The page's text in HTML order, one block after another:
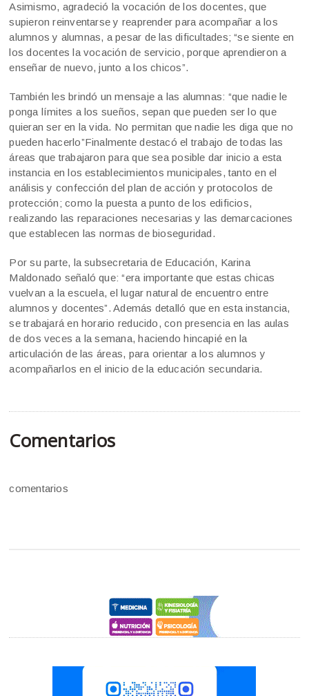
Asimismo, agradeció la vocación de los docentes, que
supieron reinventarse y reaprender para acompañar a los
alumnos y alumnas, a pesar de las dificultades; “se siente en
los docentes la vocación de servicio, porque aprendieron a
enseñar de nuevo, junto a los chicos”.
También les brindó un mensaje a las alumnas: “que nadie le
ponga límites a los sueños, sepan que pueden ser lo que
quieran ser en la vida. No permitan que nadie les diga que no
pueden hacerlo”Finalmente destacó el trabajo de todas las
áreas que trabajaron para que sea posible dar inicio a esta
instancia en los establecimientos municipales, tanto en el
análisis y confección del plan de acción y protocolos de
protección; como la puesta a punto de los edificios,
realizando las reparaciones necesarias y las demarcaciones
que establecen las normas de bioseguridad.
Por su parte, la subsecretaria de Educación, Karina
Maldonado señaló que: “era importante que estas chicas
vuelvan a la escuela, el lugar natural de encuentro entre
alumnos y docentes”. Además detalló que en esta instancia,
se trabajará en horario reducido, con presencia en las aulas
de dos veces a la semana, haciendo hincapié en la
articulación de las áreas, para orientar a los alumnos y
acompañarlos en el inicio de la educación secundaria.
Comentarios
comentarios